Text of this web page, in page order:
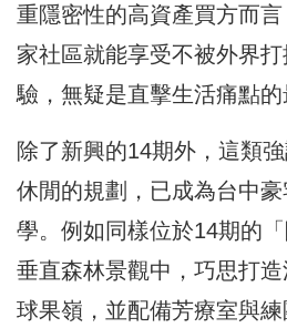
重隱密性的高資產買方而
家社區就能享受不被外界
驗，無疑是直擊生活痛點的
除了新興的14期外，這類
休閒的規劃，已成為台中
學。例如同樣位於14期的
垂直森林景觀中，巧思打
球果嶺，並配備芳療室與